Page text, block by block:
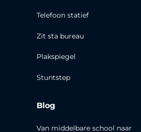
Telefoon statief
Zit sta bureau
Plakspiegel
Stuntstep
Blog
Van middelbare school naar